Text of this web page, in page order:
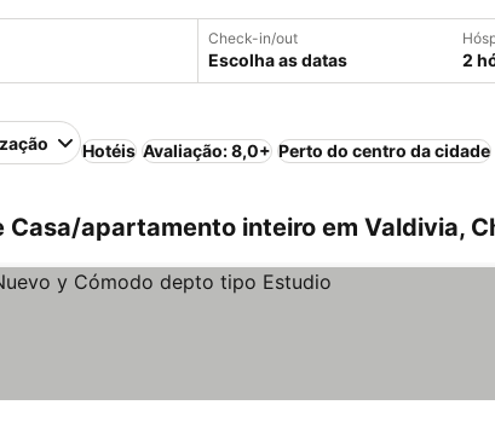
Check-in/out
Escolha as datas 2
Hotéis Avaliação: 8,0+ Perto do centro da cidade
Casa/apartamento inteiro em Valdivia,